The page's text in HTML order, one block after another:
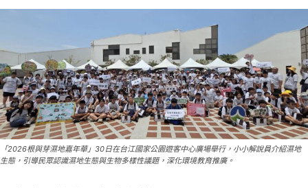
「2026根與芽濕地嘉年華」30日在台江國家公園遊客中心廣場舉行，小小解說員介紹濕地
生態，引導民眾認識濕地生態與生物多樣性議題，深化環境教育推廣。